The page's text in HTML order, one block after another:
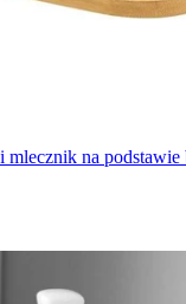
na podstawie